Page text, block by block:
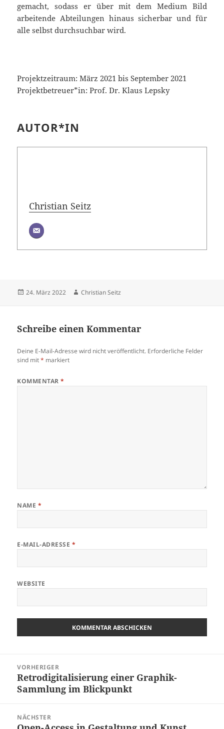
gemacht, sodass er über mit dem Medium Bild
arbeitende Abteilungen hinaus sicherbar und für
alle selbst durchsuchbar wird.
Projektzeitraum: März 2021 bis September 2021
Projektbetreuer*in: Prof. Dr. Klaus Lepsky
AUTOR*IN
Christian Seitz
Veröffentlicht
24. März 2022 Autor
Christian Seitz
Schreibe einen Kommentar
Deine E-Mail-Adresse wird nicht veröffentlicht. Erforderliche Felder
sind mit* markiert
KOMMENTAR*
NAME *
E-MAIL-ADRESSE *
WEBSITE
VORHERIGER
Vorheriger
Beitrag:
Retrodigitalisierung einer Graphik-
Sammlung im Blickpunkt
NÄCHSTER